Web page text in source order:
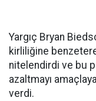
Yargıç Bryan
kirliliğine
nitelendirdi ve bu
azaltmayı
verdi.